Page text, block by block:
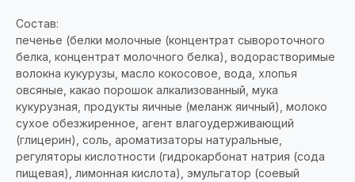
Состав:
печенье (белки молочные (концентрат сывороточного
белка, концентрат молочного белка), водорастворимые
волокна кукурузы, масло кокосовое, вода, хлопья
овсяные, какао порошок алкализованный, мука
кукурузная, продукты яичные (меланж яичный), молоко
сухое обезжиренное, агент влагоудерживающий
(глицерин), соль, ароматизаторы натуральные,
регуляторы кислотности (гидрокарбонат натрия (сода
пищевая), лимонная кислота), эмульгатор (соевый